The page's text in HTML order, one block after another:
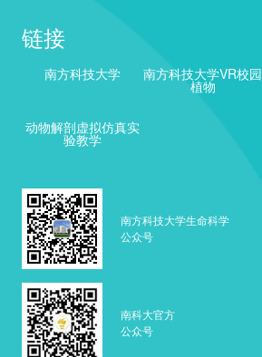
链接
南方科技大学 南方科技大学VR校园
植物
动物解剖虚拟仿真实
验教学
南方科技大学生命科学
公众号
南科大官方
公众号